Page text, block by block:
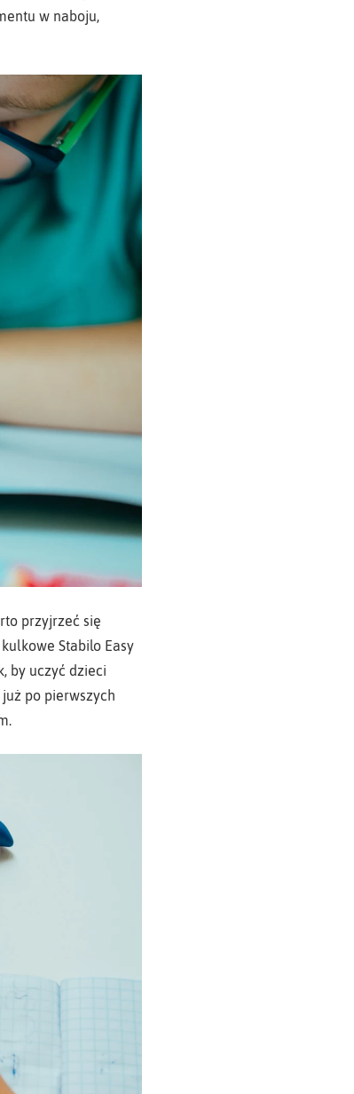
w naboju,
przyjrzeć się
Stabilo Easy
by uczyć dzieci
po pierwszych